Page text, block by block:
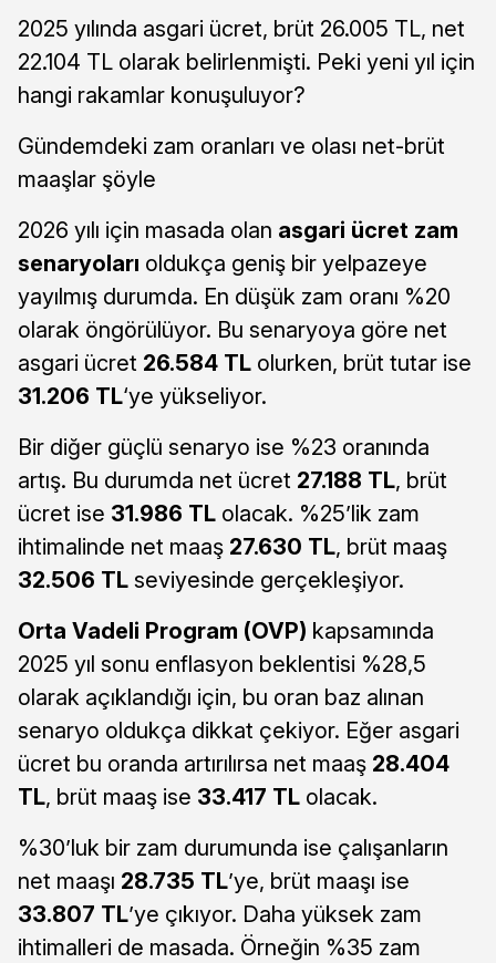
2025 yılında asgari ücret, brüt 26.005 TL, net
22.104 TL olarak belirlenmişti. Peki yeni yıl için
hangi rakamlar konuşuluyor?
Gündemdeki zam oranları ve olası net-brüt
maaşlar şöyle
2026 yılı için masada olan asgari ücret zam
senaryoları oldukça geniş bir yelpazeye
yayılmış durumda. En düşük zam oranı %20
olarak öngörülüyor. Bu senaryoya göre net
asgari ücret 26.584 TL olurken, brüt tutar ise
31.206 TL‘ye yükseliyor.
Bir diğer güçlü senaryo ise %23 oranında
artış. Bu durumda net ücret 27.188 TL, brüt
ücret ise 31.986 TL olacak. %25’lik zam
ihtimalinde net maaş 27.630 TL, brüt maaş
32.506 TL seviyesinde gerçekleşiyor.
Orta Vadeli Program (OVP) kapsamında
2025 yıl sonu enflasyon beklentisi %28,5
olarak açıklandığı için, bu oran baz alınan
senaryo oldukça dikkat çekiyor. Eğer asgari
ücret bu oranda artırılırsa net maaş 28.404
TL, brüt maaş ise 33.417 TL olacak.
%30’luk bir zam durumunda ise çalışanların
net maaşı 28.735 TL’ye, brüt maaşı ise
33.807 TL’ye çıkıyor. Daha yüksek zam
ihtimalleri de masada. Örneğin %35 zam